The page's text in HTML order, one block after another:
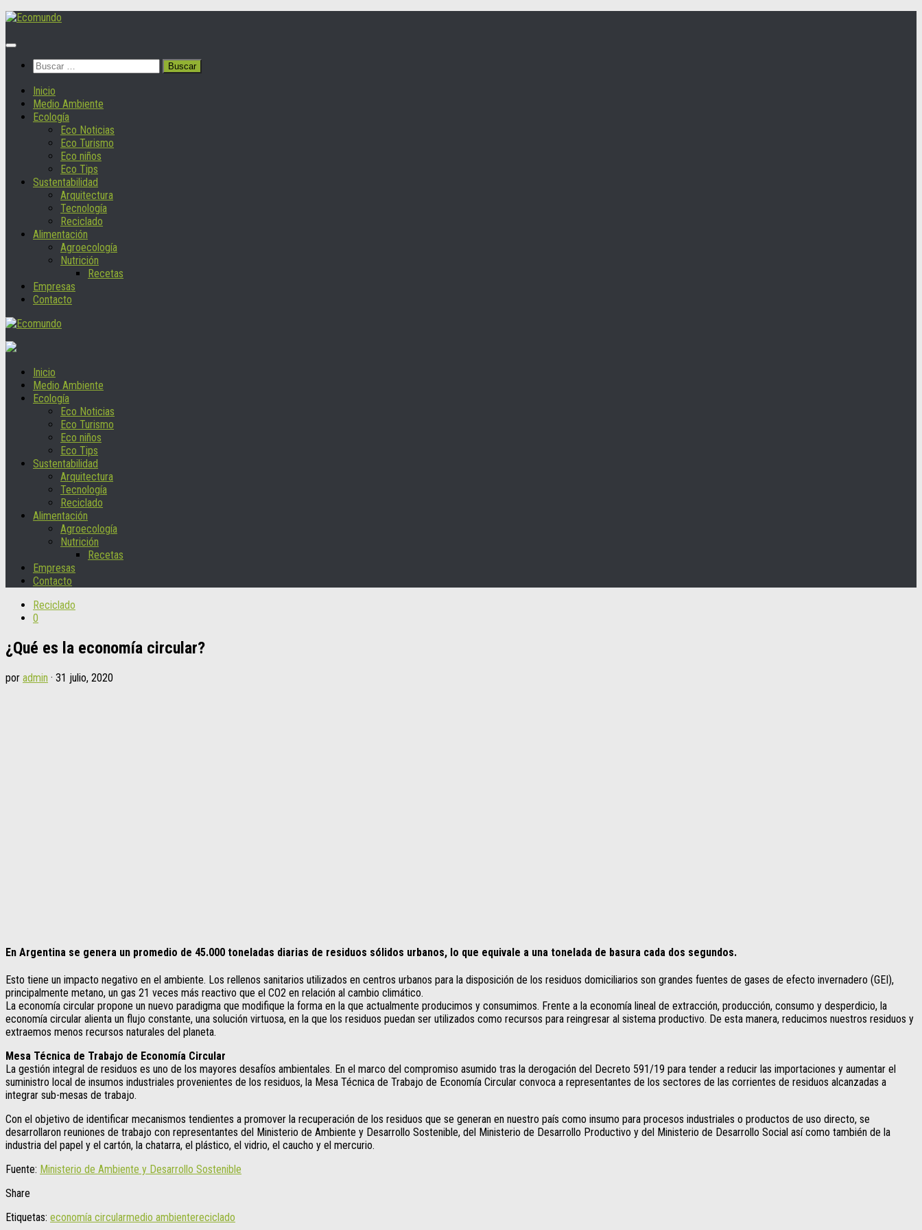
Saltar
contenido
Buscar:
Inicio
Medio Ambiente
Ecología
Eco Noticias
Eco Turismo
Eco niños
Eco Tips
Sustentabilidad
Arquitectura
Tecnología
Reciclado
Alimentación
Agroecología
Nutrición
Recetas
Empresas
Contacto
Inicio
Medio Ambiente
Ecología
Eco Noticias
Eco Turismo
Eco niños
Eco Tips
Sustentabilidad
Arquitectura
Tecnología
Reciclado
Alimentación
Agroecología
Nutrición
Recetas
Empresas
Contacto
Reciclado
0
¿Qué es la economía circular?
por admin · 31 julio, 2020
En Argentina se genera un promedio de 45.000 toneladas diarias de residuos sólidos urbanos, lo que equivale a una tonelada de basura cada dos segundos.
Esto tiene un impacto negativo en el ambiente. Los rellenos sanitarios utilizados en centros urbanos para la disposición de los residuos domiciliarios son grandes fuentes de gases de efecto invernadero (GEI),
principalmente metano, un gas 21 veces más reactivo que el CO2 en relación al cambio climático.
La economía circular propone un nuevo paradigma que modifique la forma en la que actualmente producimos y consumimos. Frente a la economía lineal de extracción, producción, consumo y desperdicio, la
economía circular alienta un flujo constante, una solución virtuosa, en la que los residuos puedan ser utilizados como recursos para reingresar al sistema productivo. De esta manera, reducimos nuestros residuos y
extraemos menos recursos naturales del planeta.
Mesa Técnica de Trabajo de Economía Circular
La gestión integral de residuos es uno de los mayores desafíos ambientales. En el marco del compromiso asumido tras la derogación del Decreto 591/19 para tender a reducir las importaciones y aumentar el
suministro local de insumos industriales provenientes de los residuos, la Mesa Técnica de Trabajo de Economía Circular convoca a representantes de los sectores de las corrientes de residuos alcanzadas a
integrar sub-mesas de trabajo.
Con el objetivo de identificar mecanismos tendientes a promover la recuperación de los residuos que se generan en nuestro país como insumo para procesos industriales o productos de uso directo, se
desarrollaron reuniones de trabajo con representantes del Ministerio de Ambiente y Desarrollo Sostenible, del Ministerio de Desarrollo Productivo y del Ministerio de Desarrollo Social así como también de la
industria del papel y el cartón, la chatarra, el plástico, el vidrio, el caucho y el mercurio.
Fuente: Ministerio de Ambiente y Desarrollo Sostenible
Share
Etiquetas: economía circularmedio ambientereciclado